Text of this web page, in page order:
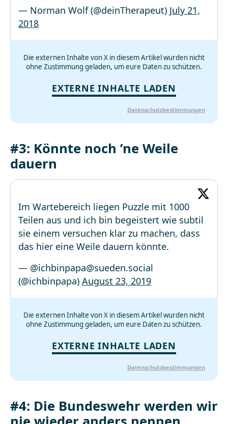
— Norman Wolf (@deinTherapeut) July 21,
2018
Die externen Inhalte von X in diesem Artikel wurden nicht
ohne Zustimmung geladen, um eure Daten zu schützen.
EXTERNE INHALTE LADEN
Datenschutzbestimmungen
#3: Könnte noch ’ne Weile
dauern
Im Wartebereich liegen Puzzle mit 1000
Teilen aus und ich bin begeistert wie subtil
sie einem versuchen klar zu machen, dass
das hier eine Weile dauern könnte.
— @ichbinpapa@sueden.social
(@ichbinpapa) August 23, 2019
Die externen Inhalte von X in diesem Artikel wurden nicht
ohne Zustimmung geladen, um eure Daten zu schützen.
EXTERNE INHALTE LADEN
Datenschutzbestimmungen
#4: Die Bundeswehr werden wir